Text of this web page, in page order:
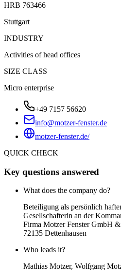
HRB 763466
Stuttgart
INDUSTRY
Activities of head offices
SIZE CLASS
Micro enterprise
+49 7157 56620
info@motzer-fenster.de
motzer-fenster.de/
QUICK CHECK
Key questions answered
What does the company do?
Beteiligung als persönlich
Gesellschafterin an der
Firma Motzer Fenster GmbH
72135 Dettenhausen
Who leads it?
Mathias Motzer, Wolfgang